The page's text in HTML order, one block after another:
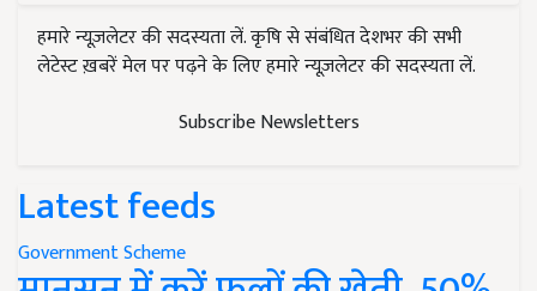
हमारे न्यूज़लेटर की सदस्यता लें. कृषि से संबंधित देशभर की सभी
लेटेस्ट ख़बरें मेल पर पढ़ने के लिए हमारे न्यूज़लेटर की सदस्यता लें.
Subscribe Newsletters
Latest feeds
Government Scheme